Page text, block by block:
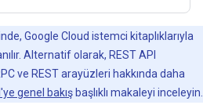
Google Cloud istemci kitaplıklarıyla
Alternatif olarak, REST API
ve REST arayüzleri hakkında daha
genel bakış başlıklı makaleyi inceleyin.